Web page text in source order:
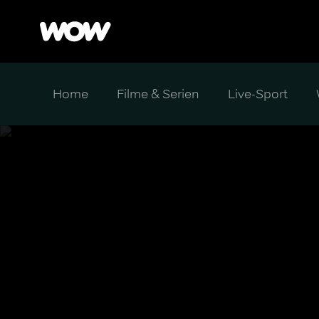
Home Filme & Serien Live-Sport